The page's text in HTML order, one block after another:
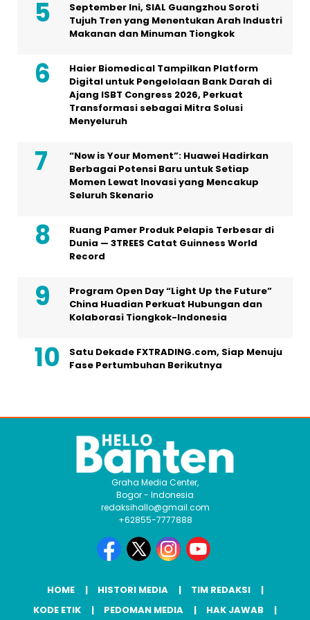
September Ini, SIAL Guangzhou Soroti
Tujuh Tren yang Menentukan Arah Industri
Makanan dan Minuman Tiongkok
Haier Biomedical Tampilkan Platform
Digital untuk Pengelolaan Bank Darah di
Ajang ISBT Congress 2026, Perkuat
Transformasi sebagai Mitra Solusi
Menyeluruh
“Now is Your Moment”: Huawei Hadirkan
Berbagai Potensi Baru untuk Setiap
Momen Lewat Inovasi yang Mencakup
Seluruh Skenario
Ruang Pamer Produk Pelapis Terbesar di
Dunia — 3TREES Catat Guinness World
Record
Program Open Day “Light Up the Future”
China Huadian Perkuat Hubungan dan
Kolaborasi Tiongkok-Indonesia
Satu Dekade FXTRADING.com, Siap Menuju
Fase Pertumbuhan Berikutnya
Graha Media Center,
Bogor - Indonesia
redaksihallo@gmail.com
+62855-7777888
HOME HISTORI MEDIA
TIM REDAKSI
KODE ETIK
PEDOMAN MEDIA HAK JAWAB